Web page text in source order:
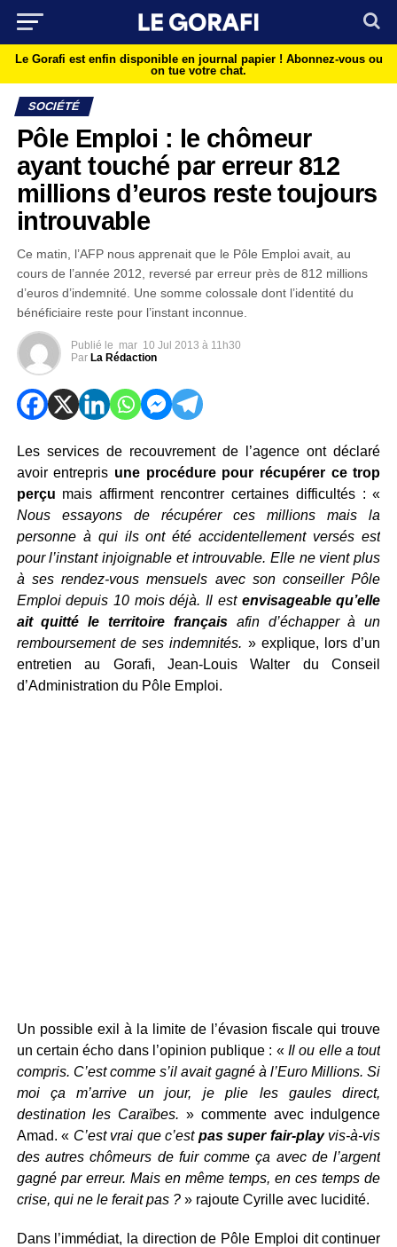
Le Gorafi est enfin disponible en journal papier ! Abonnez-vous ou
on tue votre chat.
SOCIÉTÉ
Pôle Emploi : le chômeur
ayant touché par erreur 812
millions d’euros reste toujours
introuvable
Ce matin, l’AFP nous apprenait que le Pôle Emploi avait, au
cours de l’année 2012, reversé par erreur près de 812 millions
d’euros d’indemnité. Une somme colossale dont l’identité du
bénéficiaire reste pour l’instant inconnue.
Publié le mar 10 Jul 2013 à 11h30
Par La Rédaction
Les services de recouvrement de l’agence ont déclaré
avoir entrepris une procédure pour récupérer ce trop
perçu mais affirment rencontrer certaines difficultés : «
Nous essayons de récupérer ces millions mais la
personne à qui ils ont été accidentellement versés est
pour l’instant injoignable et introuvable. Elle ne vient plus
à ses rendez-vous mensuels avec son conseiller Pôle
Emploi depuis 10 mois déjà. Il est envisageable qu’elle
ait quitté le territoire françaisafin d’échapper à un
remboursement de ses indemnités. » explique, lors d’un
entretien au Gorafi, Jean-Louis Walter du Conseil
d’Administration du Pôle Emploi.
Un possible exil à la limite de l’évasion fiscale qui trouve
un certain écho dans l’opinion publique : «Il ou elle a tout
compris. C’est comme s’il avait gagné à l’Euro Millions. Si
moi ça m’arrive un jour, je plie les gaules direct,
destination les Caraïbes. » commente avec indulgence
Amad. « C’est vrai que c’est pas super fair-playvis-à-vis
des autres chômeurs de fuir comme ça avec de l’argent
gagné par erreur. Mais en même temps, en ces temps de
crise, qui ne le ferait pas ?» rajoute Cyrille avec lucidité.
Dans l’immédiat, la direction de Pôle Emploi dit continuer